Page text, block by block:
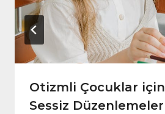
Otizmli Çocuklar için
Sessiz Düzenlemeler